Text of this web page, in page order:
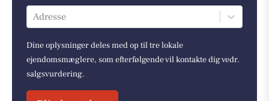
Adresse
Dine oplysninger deles med op til tre lokale
ejendomsmæglere, som efterfølgende vil kontakte dig vedr.
salgsvurdering.